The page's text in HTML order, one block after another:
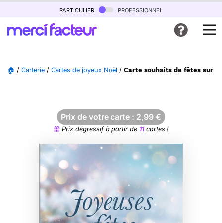
particulier professionnel
🏠 / Carterie / Cartes de joyeux Noël / Carte souhaits de fêtes sur
Prix de votre carte : 2,99 €
Prix dégressif à partir de 11cartes !